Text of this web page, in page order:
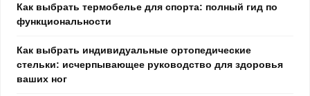
Как выбрать термобелье для спорта: полный гид по
функциональности
Как выбрать индивидуальные ортопедические
стельки: исчерпывающее руководство для здоровья
ваших ног